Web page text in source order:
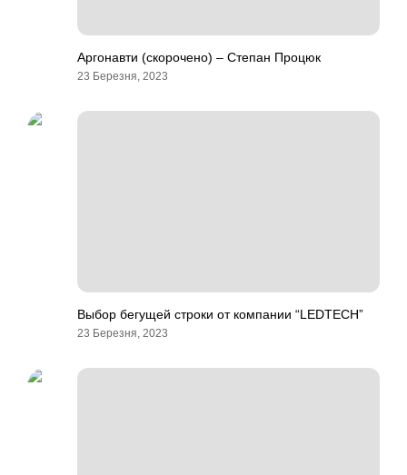
Аргонавти (скорочено) – Степан Процюк
23 Березня, 2023
Выбор бегущей строки от компании “LEDTECH”
23 Березня, 2023